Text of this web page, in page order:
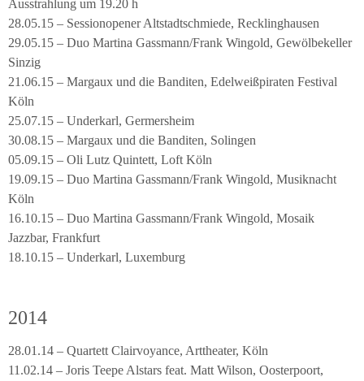
Ausstrahlung um 19.20 h
28.05.15 – Sessionopener Altstadtschmiede, Recklinghausen
29.05.15 – Duo Martina Gassmann/Frank Wingold, Gewölbekeller
Sinzig
21.06.15 – Margaux und die Banditen, Edelweißpiraten Festival
Köln
25.07.15 – Underkarl, Germersheim
30.08.15 – Margaux und die Banditen, Solingen
05.09.15 – Oli Lutz Quintett, Loft Köln
19.09.15 – Duo Martina Gassmann/Frank Wingold, Musiknacht
Köln
16.10.15 – Duo Martina Gassmann/Frank Wingold, Mosaik
Jazzbar, Frankfurt
18.10.15 – Underkarl, Luxemburg
2014
28.01.14 – Quartett Clairvoyance, Arttheater, Köln
11.02.14 – Joris Teepe Alstars feat. Matt Wilson, Oosterpoort,